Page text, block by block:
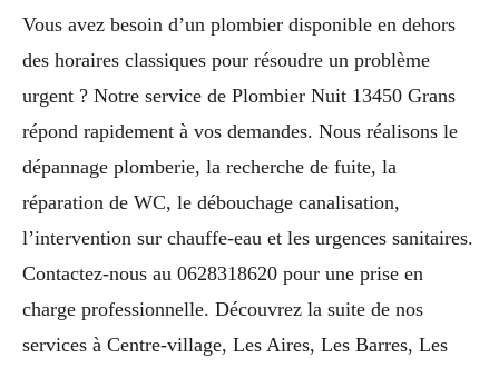
Vous avez besoin d’un plombier disponible en dehors
des horaires classiques pour résoudre un problème
urgent ? Notre service de Plombier Nuit 13450 Grans
répond rapidement à vos demandes. Nous réalisons le
dépannage plomberie, la recherche de fuite, la
réparation de WC, le débouchage canalisation,
l’intervention sur chauffe-eau et les urgences sanitaires.
Contactez-nous au 0628318620 pour une prise en
charge professionnelle. Découvrez la suite de nos
services à Centre-village, Les Aires, Les Barres, Les